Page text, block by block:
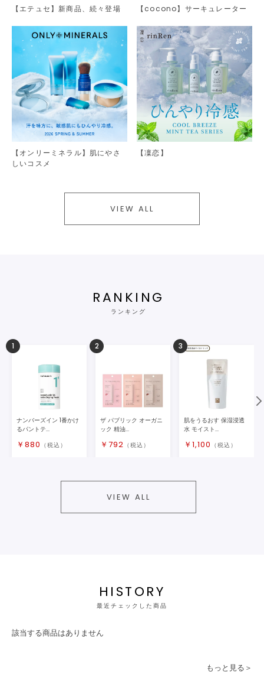
【エテュセ】新商品、続々登場 【cocono】サーキュレーター
【オンリーミネラル】肌にやさ
しいコスメ
【凜恋】
VIEW ALL
RANKING
ランキング
1
ナンバーズイン 1番かけ
るパントテ...
￥ 880 （税込）
2
ザ パブリック オーガニ
ック 精油...
￥ 792 （税込）
3
肌をうるおす 保湿浸透
水 モイスト...
￥ 1,100 （税込）
VIEW ALL
HISTORY
最近チェックした商品
該当する商品はありません
もっと見る＞